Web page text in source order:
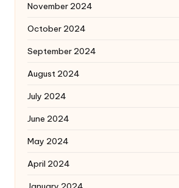
November 2024
October 2024
September 2024
August 2024
July 2024
June 2024
May 2024
April 2024